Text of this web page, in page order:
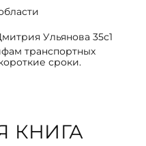
Ульянова 35с1
транспортных
сроки.
КНИГА